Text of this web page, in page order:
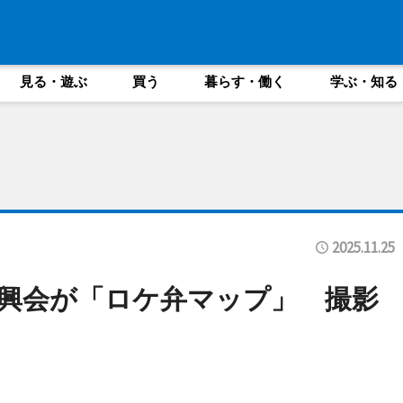
見る・遊ぶ 買う 暮らす・働く 学ぶ・知る
2025.11.25
会が「ロケ弁マップ」 撮影